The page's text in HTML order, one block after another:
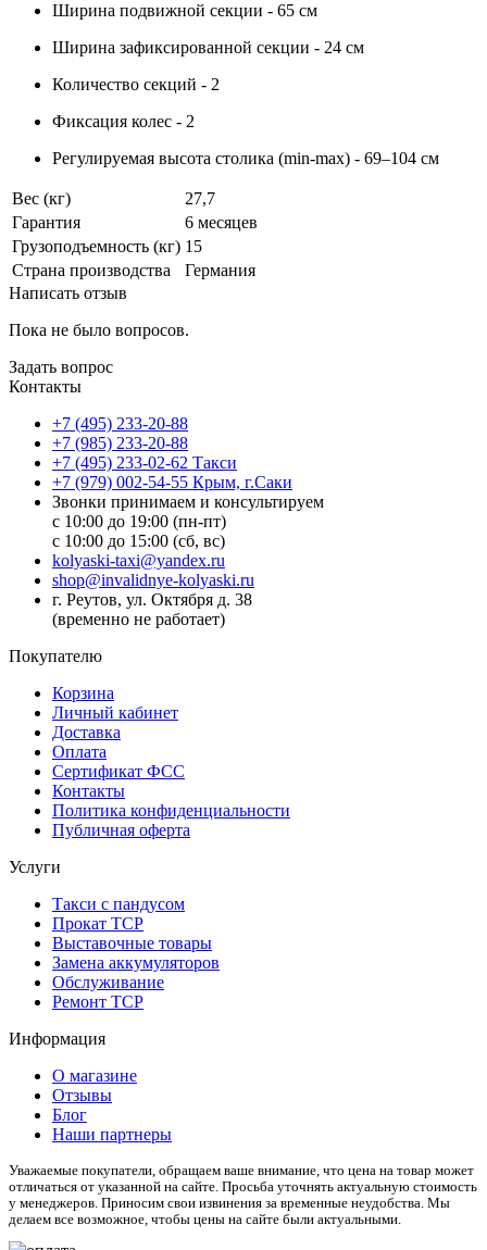
Ширина подвижной секции - 65 см
Ширина зафиксированной секции - 24 см
Количество секций - 2
Фиксация колес - 2
Регулируемая высота столика (min-max) - 69–104 см
Вес (кг)
27,7
Гарантия
6 месяцев
Грузоподъемность (кг) 15
Страна производства
Германия
Написать отзыв
Пока не было вопросов.
Задать вопрос
Контакты
+7 (495) 233-20-88
+7 (985) 233-20-88
+7 (495) 233-02-62 Такси
+7 (979) 002-54-55 Крым, г.Саки
Звонки принимаем и консультируем
с 10:00 до 19:00 (пн-пт)
с 10:00 до 15:00 (сб, вс)
kolyaski-taxi@yandex.ru
shop@invalidnye-kolyaski.ru
г. Реутов, ул. Октября д. 38
(временно не работает)
Покупателю
Корзина
Личный кабинет
Доставка
Оплата
Сертификат ФСС
Контакты
Политика конфиденциальности
Публичная оферта
Услуги
Такси с пандусом
Прокат ТСР
Выставочные товары
Замена аккумуляторов
Обслуживание
Ремонт ТСР
Информация
О магазине
Отзывы
Блог
Наши партнеры
Уважаемые покупатели, обращаем ваше внимание, что цена на товар может
отличаться от указанной на сайте. Просьба уточнять актуальную стоимость
у менеджеров. Приносим свои извинения за временные неудобства. Мы
делаем все возможное, чтобы цены на сайте были актуальными.